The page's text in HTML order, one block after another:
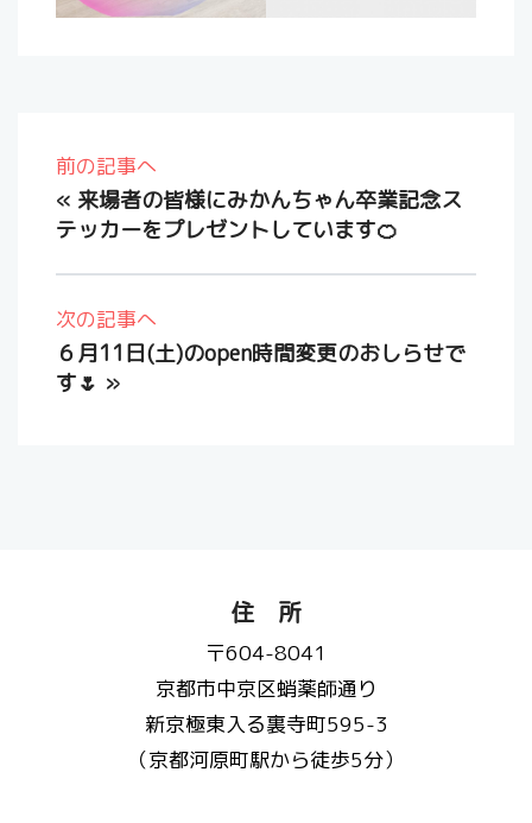
前の記事へ
« 来場者の皆様にみかんちゃん卒業記念ス
テッカーをプレゼントしています🍊
次の記事へ
６月11日(土)のopen時間変更のおしらせで
す🌷 »
住 所
〒604-8041
京都市中京区蛸薬師通り
新京極東入る裏寺町595-3
（京都河原町駅から徒歩5分）